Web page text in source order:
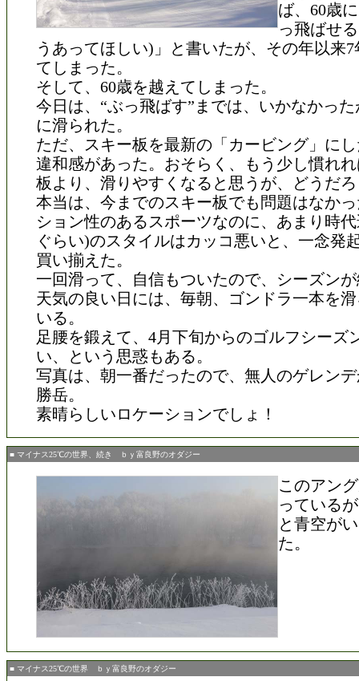
ば、60歳
っ飛ばせ
うあってほしい)」と書いたが、その年以来
てしまった。
そして、60歳を越えてしまった。
今日は、“ぶっ飛ばす”までは、いかなかっ
に滑られた。
ただ、スキー板を最新の「カービング」に
違和感があった。おそらく、もう少し慣れ
板より、滑りやすくなると思うが、どうだ
本当は、今までのスキー板でも問題はなか
ション性のあるスポーツなのに、あまり時
ぐらい)のスタイルはカッコ悪いと、一念発
買い揃えた。
一回滑って、自信もついたので、シーズン
天気の良い日には、毎朝、ゴンドラ一本を
いる。
足腰を鍛えて、4月下旬からのゴルフシーズ
い、という思惑もある。
写真は、朝一番だったので、無人のゲレン
勝岳。
素晴らしいロケーションでしょ！
■ マイナス25℃の世界、続き ｂｙ富良野のオダジー
このアン
っている
と青空が
た。
■ マイナス25℃の世界 ｂｙ富良野のオダジー